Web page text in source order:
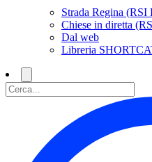
Strada Regina
Chiese in diretta
Dal web
Libreria